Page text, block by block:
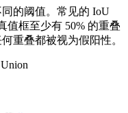
的阈值。常见的 IoU
值框至少有 50% 的重叠
重叠都被视为假阳性。